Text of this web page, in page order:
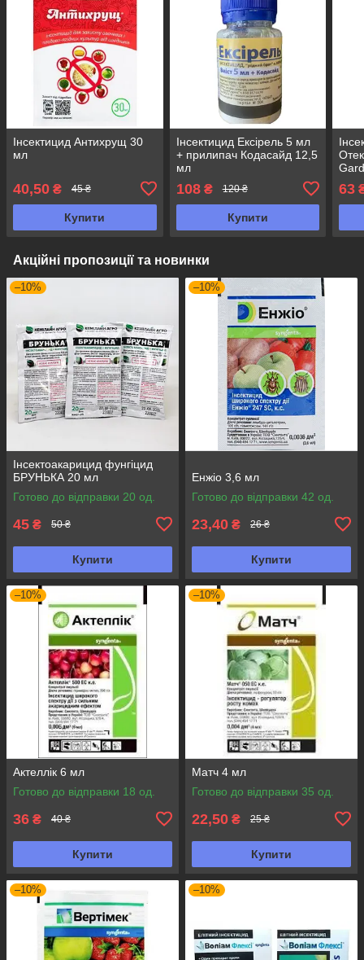
Інсектицид Антихрущ 30
мл
40,50 ₴ 45 ₴
Купити
Інсектицид Ексірель 5 мл
+ прилипач Кодасайд 12,5
мл
108₴ 120 ₴
Купити
63
Акційні пропозиції та новинки
–10%
Інсектоакарицид фунгіцид
БРУНЬКА 20 мл
Готово до відправки 20 од.
45 ₴ 50 ₴
Купити
–10%
Енжіо 3,6 мл
Готово до відправки 42 од.
23,40 ₴ 26 ₴
Купити
–10%
Актеллік 6 мл
Готово до відправки 18 од.
36 ₴ 40 ₴
Купити
–10%
Матч 4 мл
Готово до відправки 35 од.
22,50 ₴ 25 ₴
Купити
–10% –10%